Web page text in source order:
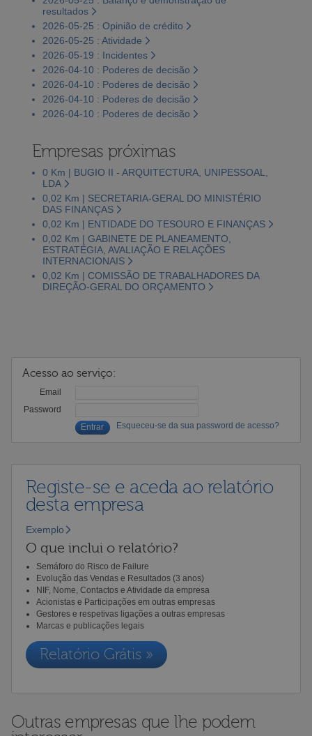
resultados
2026-05-25 : Opinião de crédito
2026-05-25 : Atividade
2026-05-19 : Incidentes
2026-04-10 : Poderes de decisão
2026-04-10 : Poderes de decisão
2026-04-10 : Poderes de decisão
2026-04-10 : Poderes de decisão
Empresas próximas
0 Km | BUGIO II - ARQUITECTURA, UNIPESSOAL,
LDA
0,02 Km | SECRETARIA-GERAL DO MINISTÉRIO
DAS FINANÇAS
0,02 Km | ENTIDADE DO TESOURO E FINANÇAS
0,02 Km | GABINETE DE PLANEAMENTO,
ESTRATÉGIA, AVALIAÇÃO E RELAÇÕES
INTERNACIONAIS
0,02 Km | COMISSÃO DE TRABALHADORES DA
DIREÇÃO-GERAL DO ORÇAMENTO
Acesso ao serviço:
Email
Password
Esqueceu-se da sua password de acesso?
Registe-se e aceda ao relatório
desta empresa
Exemplo
O que inclui o relatório?
Semáforo do Risco de Failure
Evolução das Vendas e Resultados (3 anos)
NIF, Nome, Contactos e Atividade da empresa
Acionistas e Participações em outras empresas
Gestores e respetivas ligações a outras empresas
Marcas e publicações legais
Relatório Grátis »
Outras empresas que lhe podem